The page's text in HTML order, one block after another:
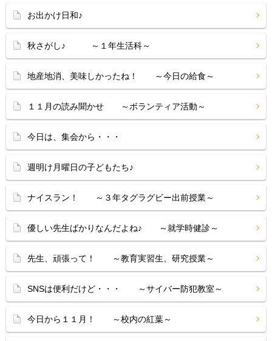
お出かけ日和♪
秋さがし♪ ～１年生活科～
地産地消、美味しかったね！ ～今日の給食～
１１月の読み聞かせ ～ボランティア活動～
今日は、集会から・・・
週明け月曜日の子どもたち♪
ナイスラン！ ～３年タグラグビー出前授業～
優しい先生ばかりなんだよね♪ ～就学時健診～
先生、頑張って！ ～教育実習生、研究授業～
SNSは便利だけど・・・ ～サイバー防犯教室～
今日から１１月！ ～校内の紅葉～